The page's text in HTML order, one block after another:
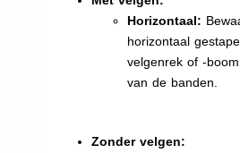
Horizontaal:
horizontaal
velgenrek of -
van de banden.
Zonder velgen: